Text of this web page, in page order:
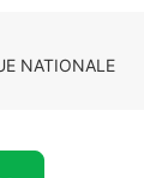
NATIONALE